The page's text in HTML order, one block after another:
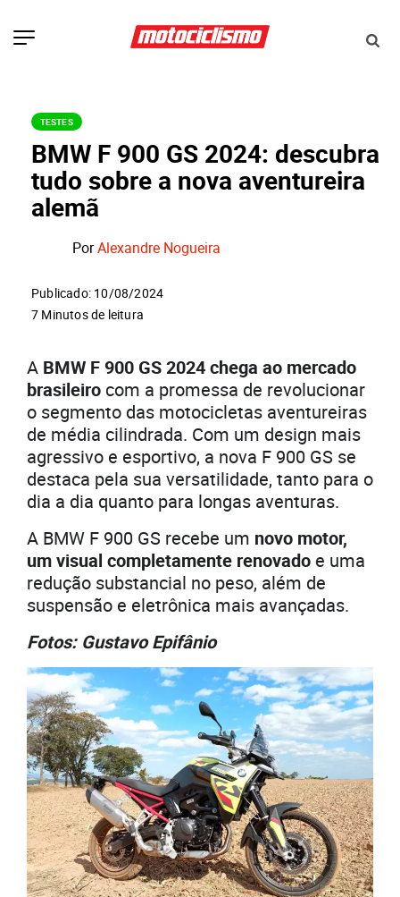
TESTES
BMW F 900 GS 2024: descubra
tudo sobre a nova aventureira
alemã
PorAlexandre Nogueira
Publicado: 10/08/2024
7 Minutos de leitura
A BMW F 900 GS 2024 chega ao mercado
brasileiro com a promessa de revolucionar
o segmento das motocicletas aventureiras
de média cilindrada. Com um design mais
agressivo e esportivo, a nova F 900 GS se
destaca pela sua versatilidade, tanto para o
dia a dia quanto para longas aventuras.
A BMW F 900 GS recebe um novo motor,
um visual completamente renovado e uma
redução substancial no peso, além de
suspensão e eletrônica mais avançadas.
Fotos: Gustavo Epifânio